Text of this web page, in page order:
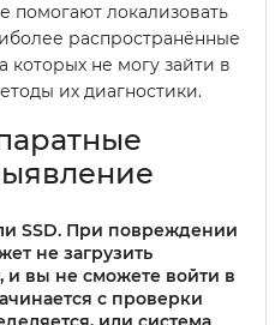
помогают локализовать
распространённые
которых не могу зайти в
их диагностики.
SSD. При повреждении
не загрузить
и вы не сможете войти в
с проверки